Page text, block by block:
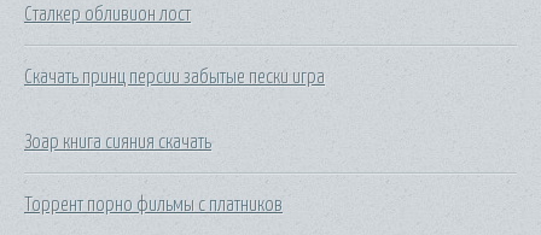
Сталкер обливион лост
Скачать принц персии забытые пески игра
Зоар книга сияния скачать
Торрент порно фильмы с платников